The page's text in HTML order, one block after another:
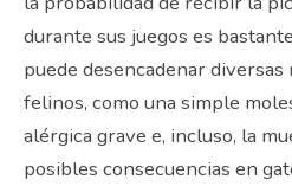
durante sus juegos es
puede desencadenar
felinos, como una simple
alérgica grave e, incluso, la
posibles consecuencias en